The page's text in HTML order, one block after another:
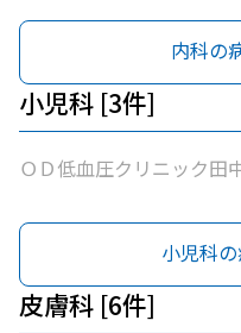
医療法人中田クリニック
沢クリニック / エイゼン
Ｍ’ｓクリニック / 虎谷診
よしおか内科クリニック
ＡＭＡＣｌｉｎｉｃ淡路
内科の
小児科 [3件]
ＯＤ低血圧クリニック田
小児科
皮膚科 [6件]